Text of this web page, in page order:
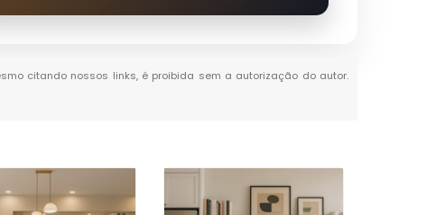
citando nossos links, é proibida sem a autorização do autor.